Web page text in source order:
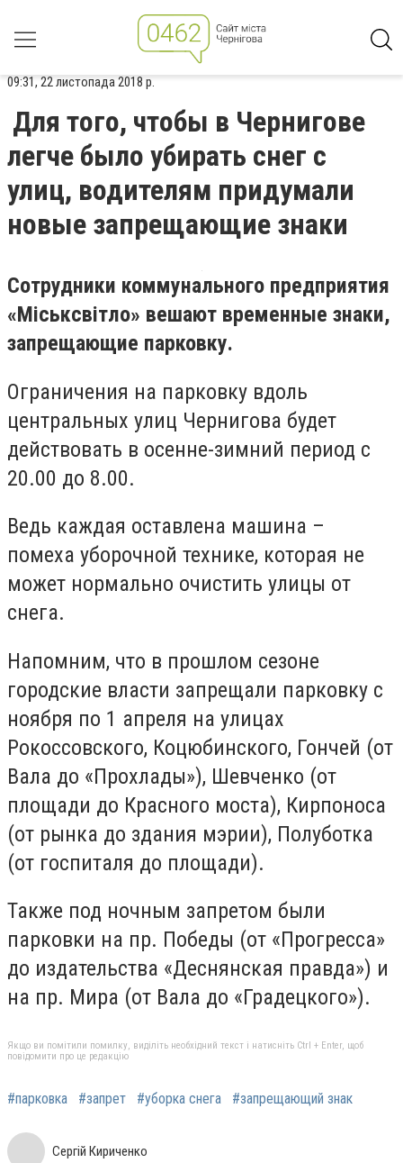
09:31, 22 листопада 2018 р.
Для того, чтобы в Чернигове
легче было убирать снег с
улиц, водителям придумали
новые запрещающие знаки
Сотрудники коммунального предприятия
«Міськсвітло» вешают временные знаки,
запрещающие парковку.
Ограничения на парковку вдоль
центральных улиц Чернигова будет
действовать в осенне-зимний период с
20.00 до 8.00.
Ведь каждая оставлена машина –
помеха уборочной технике, которая не
может нормально очистить улицы от
снега.
Напомним, что в прошлом сезоне
городские власти запрещали парковку с
ноября по 1 апреля на улицах
Рокоссовского, Коцюбинского, Гончей (от
Вала до «Прохлады»), Шевченко (от
площади до Красного моста), Кирпоноса
(от рынка до здания мэрии), Полуботка
(от госпиталя до площади).
Также под ночным запретом были
парковки на пр. Победы (от «Прогресса»
до издательства «Деснянская правда») и
на пр. Мира (от Вала до «Градецкого»).
Якщо ви помітили помилку, виділіть необхідний текст і натисніть Ctrl + Enter, щоб
повідомити про це редакцію
#парковка #запрет #уборка снега #запрещающий знак
Сергій Кириченко